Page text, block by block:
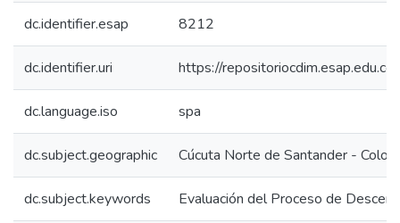
dc.identifier.esap 8212
dc.identifier.uri https://
dc.language.iso spa
dc.subject.geographic Cúcuta Norte de Santander -
dc.subject.keywords Evaluación del Proceso de